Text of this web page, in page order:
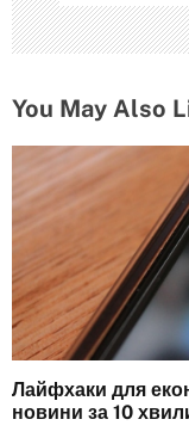
You May Also
Лайфхаки для
новини за 10